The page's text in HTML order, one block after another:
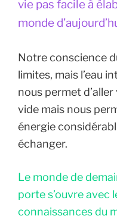
vie pas facile à
monde
Notre conscience
limites, mais l’eau
nous permet
vide mais nous
énergie
échanger.
Le monde de
porte s’ouvre avec
connaissances du